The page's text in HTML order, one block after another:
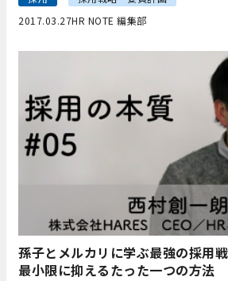
2017.03.27HR NOTE 編集部
孫子とメルカリに学ぶ最強の採用
最小限に抑えるたった一つの方法